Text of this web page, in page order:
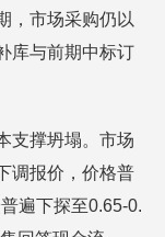
，市场采购仍以
库与前期中标订
支撑坍塌。市场
调报价，价格普
遍下探至0.65-0.